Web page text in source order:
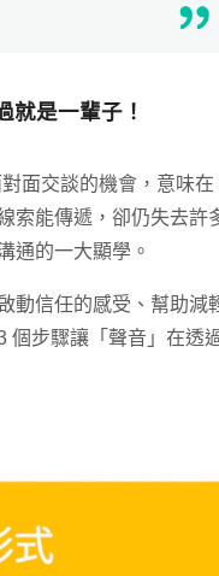
就是一輩子！
面交談的機會，意味在
索能傳遞，卻仍失去許
通的一大顯學。
動信任的感受、幫助減
個步驟讓「聲音」在透